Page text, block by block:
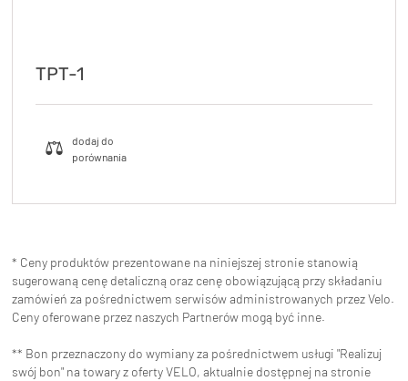
TPT-1
* Ceny produktów prezentowane na niniejszej stronie stanowią
sugerowaną cenę detaliczną oraz cenę obowiązującą przy składaniu
zamówień za pośrednictwem serwisów administrowanych przez Velo.
Ceny oferowane przez naszych Partnerów mogą być inne.
** Bon przeznaczony do wymiany za pośrednictwem usługi "Realizuj
swój bon" na towary z oferty VELO, aktualnie dostępnej na stronie